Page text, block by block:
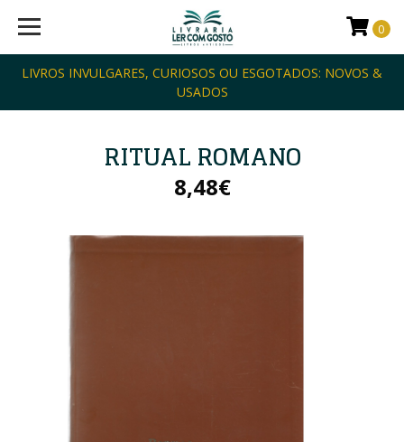
LIVROS INVULGARES, CURIOSOS OU ESGOTADOS: NOVOS &
USADOS
0
RITUAL ROMANO
8,48€